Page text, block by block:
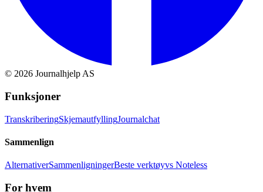
© 2026 Journalhjelp AS
Funksjoner
TranskriberingSkjemautfyllingJournalchat
Sammenlign
AlternativerSammenligningerBeste verktøyvs Noteless
For hvem